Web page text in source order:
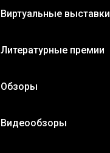
Виртуальные выставки
Литературные премии
Обзоры
Видеообзоры